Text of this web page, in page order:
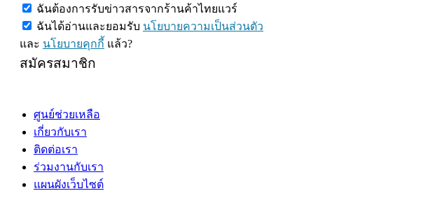
ฉันต้องการรับข่าวสารจากร้านค้าไทยแวร์
ฉันได้อ่านและยอมรับ นโยบายความเป็นส่วนตัว
และ นโยบายคุกกี้ แล้ว?
สมัครสมาชิก
ศูนย์ช่วยเหลือ
เกี่ยวกับเรา
ติดต่อเรา
ร่วมงานกับเรา
แผนผังเว็บไซต์